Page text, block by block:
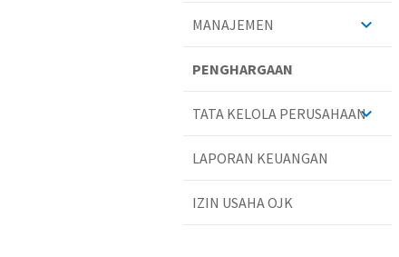
MANAJEMEN
PENGHARGAAN
TATA KELOLA PERUSAHAAN
LAPORAN KEUANGAN
IZIN USAHA OJK